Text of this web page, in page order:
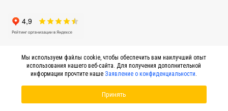
Мы используем файлы cookie, чтобы обеспечить вам наилучший опыт
использования нашего веб-сайта. Для получения дополнительной
информации прочтите наше Заявление о конфиденциальности.
Принять